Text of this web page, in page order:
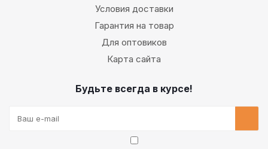
Условия доставки
Гарантия на товар
Для оптовиков
Карта сайта
Будьте всегда в курсе!